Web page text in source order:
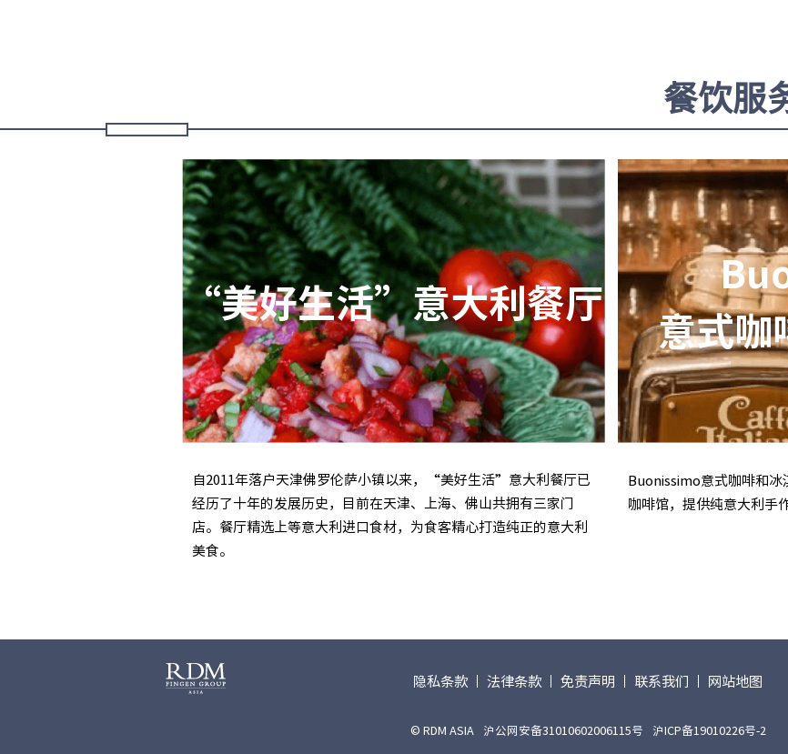
餐饮服
“美好生活”意大利餐厅
自2011年落户天津佛罗伦萨小镇以来，“美好生活”意大利餐厅已
经历了十年的发展历史，目前在天津、上海、佛山共拥有三家门
店。餐厅精选上等意大利进口食材，为食客精心打造纯正的意大利
美食。
意式咖
Buonissimo意式咖啡和
咖啡馆，提供纯意大利手
隐私条款 法律条款 免责声明 联系我们 网站地图
© RDM ASIA 沪公网安备31010602006115号 沪ICP备19010226号-2